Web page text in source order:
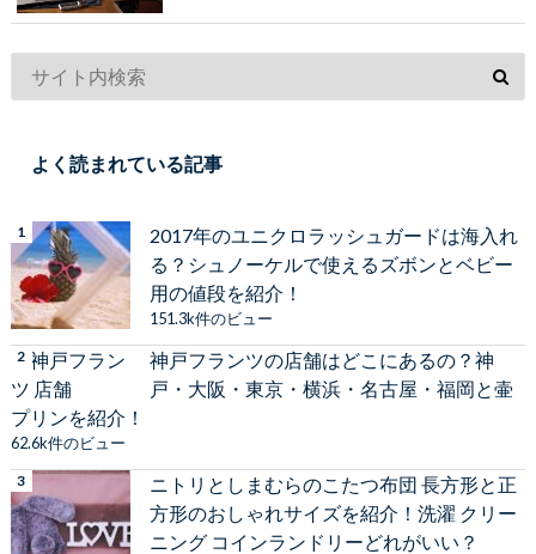
よく読まれている記事
2017年のユニクロラッシュガードは海入れ
る？シュノーケルで使えるズボンとベビー
用の値段を紹介！
151.3k件のビュー
神戸フランツの店舗はどこにあるの？神
戸・大阪・東京・横浜・名古屋・福岡と壷
プリンを紹介！
62.6k件のビュー
ニトリとしまむらのこたつ布団 長方形と正
方形のおしゃれサイズを紹介！洗濯 クリー
ニング コインランドリーどれがいい？